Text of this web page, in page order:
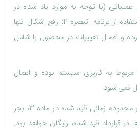
عملیاتی (با توجه به موارد یاد شده در
دفترچه راهنما) در روند استفاده از برنامه. تبصره 4: رفع اشکال تنها
و اعمال تغییرات در محصول را شامل
تنها مربوط به کاربری سیستم بوده و اعمال
نمی شود.
5-7) خدمات پشتیبانی در محدوده زمانی قید شده در ماده 3، بجز
قرارداد قید شده، رایگان خواهد بود.